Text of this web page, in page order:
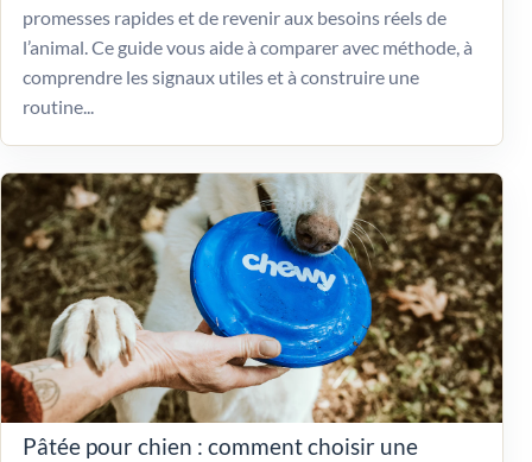
promesses rapides et de revenir aux besoins réels de
l’animal. Ce guide vous aide à comparer avec méthode, à
comprendre les signaux utiles et à construire une
routine...
Pâtée pour chien : comment choisir une